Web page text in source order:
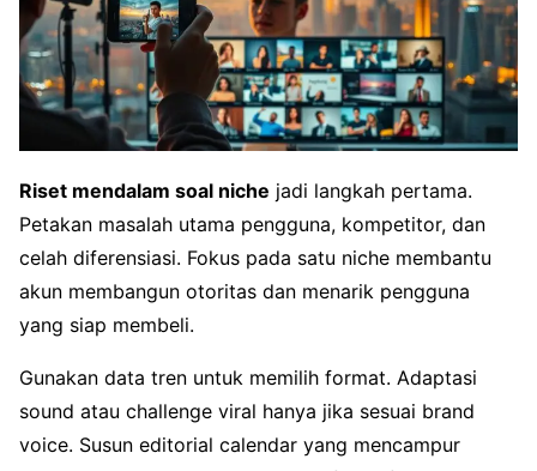
Riset mendalam soal niche jadi langkah pertama.
Petakan masalah utama pengguna, kompetitor, dan
celah diferensiasi. Fokus pada satu niche membantu
akun membangun otoritas dan menarik pengguna
yang siap membeli.
Gunakan data tren untuk memilih format. Adaptasi
sound atau challenge viral hanya jika sesuai brand
voice. Susun editorial calendar yang mencampur